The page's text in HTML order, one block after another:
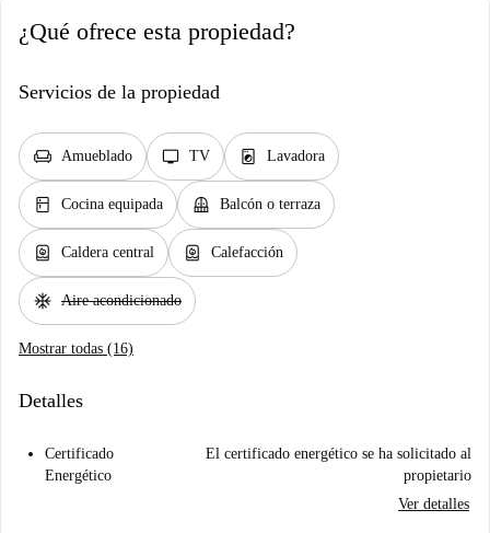
¿Qué ofrece esta propiedad?
Servicios de la propiedad
chair Amueblado tv TV local_laundry_service Lavadora
kitchen Cocina equipada balcony Balcón o terraza
water_heater Caldera central water_heater Calefacción
ac_unit Aire acondicionado
Mostrar todas (16)
Detalles
Certificado
Energético
El certificado energético se ha solicitado al
propietario
Ver detalles